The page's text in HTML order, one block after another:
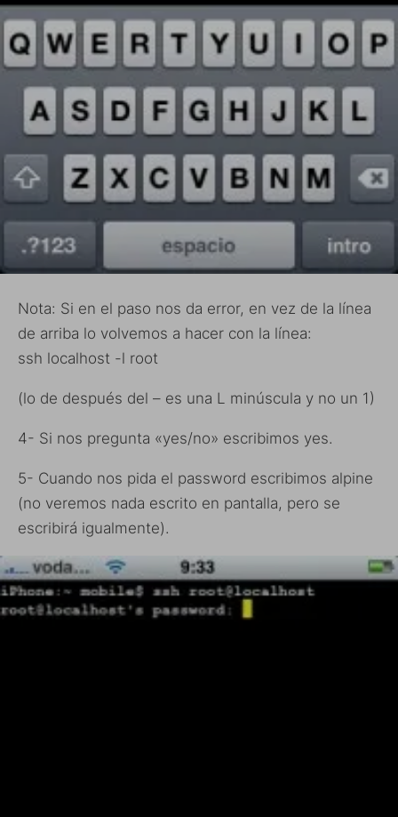
Nota: Si en el paso nos da error, en vez de la línea
de arriba lo volvemos a hacer con la línea:
ssh localhost -l root
(lo de después del – es una L minúscula y no un 1)
4- Si nos pregunta «yes/no» escribimos yes.
5- Cuando nos pida el password escribimos alpine
(no veremos nada escrito en pantalla, pero se
escribirá igualmente).